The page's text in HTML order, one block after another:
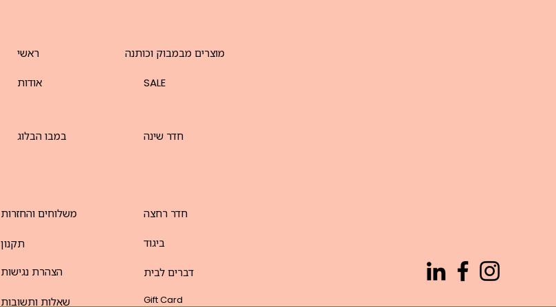
ראשי
אודות
במבו הבלוג
מוצרים מבמבוק וכותנה
SALE
חדר שינה
משלוחים והחזרות
תקנון
הצהרת נגישות
שאלות ותשובות
חדר רחצה
ביגוד
דברים לבית
Gift Card